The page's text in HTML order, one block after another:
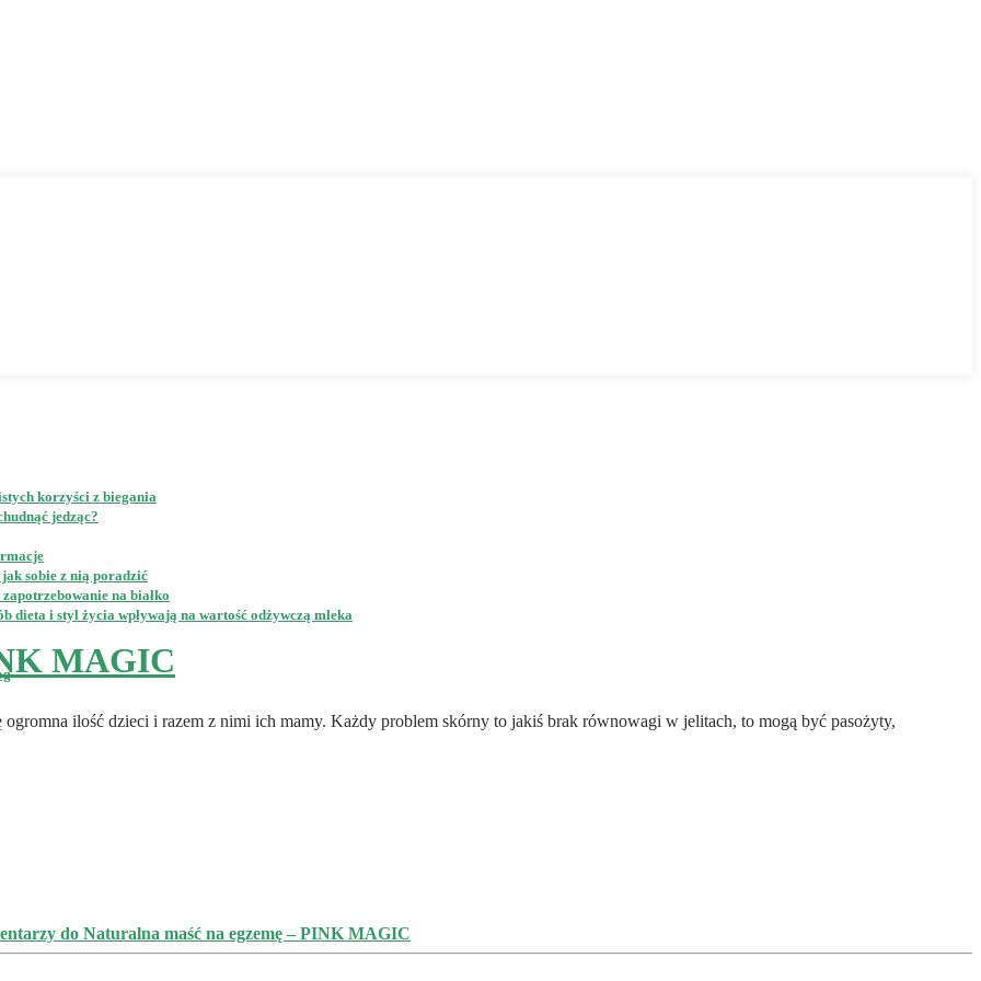
korzyści z biegania
jedząc?
sobie z nią poradzić
na białko
dieta i styl życia wpływają na wartość odżywczą mleka
MAGIC
ilość dzieci i razem z nimi ich mamy. Każdy problem skórny to jakiś brak równowagi w jelitach, to mogą być pasożyty,
do Naturalna maść na egzemę – PINK MAGIC